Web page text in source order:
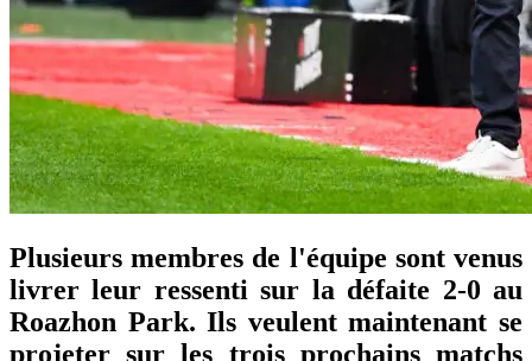
Plusieurs membres de l'équipe sont venus
livrer leur ressenti sur la défaite 2-0 au
Roazhon Park. Ils veulent maintenant se
projeter sur les trois prochains matchs